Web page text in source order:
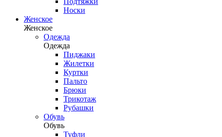
Носки
Женское
Женское
Одежда
Одежда
Пиджаки
Жилетки
Куртки
Пальто
Брюки
Трикотаж
Рубашки
Обувь
Обувь
Туфли